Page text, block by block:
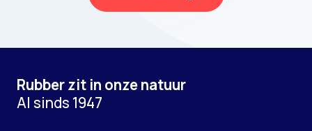
Rubber zit in onze natuur
Al sinds 1947